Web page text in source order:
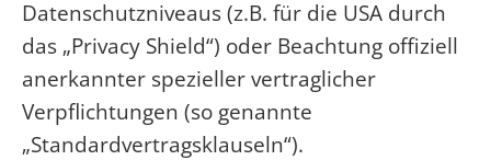
Datenschutzniveaus (z.B. für die USA durch
das „Privacy Shield“) oder Beachtung offiziell
anerkannter spezieller vertraglicher
Verpflichtungen (so genannte
„Standardvertragsklauseln“).